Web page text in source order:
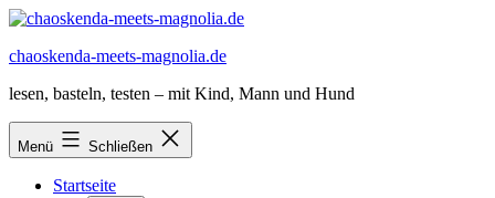
Zum
springen
chaoskenda-meets-magnolia.de
lesen, basteln, testen – mit Kind, Mann und Hund
Menü Schließen
Startseite